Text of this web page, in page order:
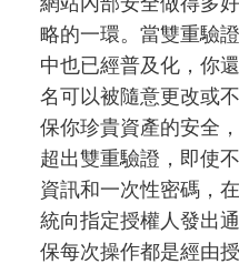
略的一環。當雙重驗
中也已經普及化，你
名可以被隨意更改或
保你珍貴資產的安全
超出雙重驗證，即使
資訊和一次性密碼，
統向指定授權人發出
保每次操作都是經由